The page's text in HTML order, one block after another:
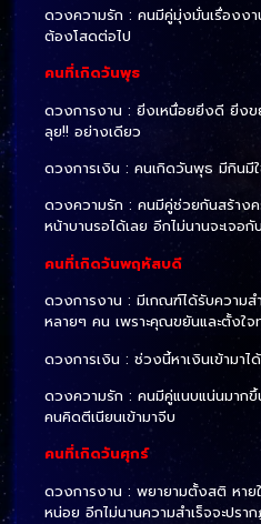
ดวงความรัก : คนมีคู่มุ่งมั่นเรื่องงา
ต้องโสดต่อไป
คนที่เกิดวันพุธ
ดวงการงาน : ยิ่งเหนื่อยยิ่งดี ยิ่งข
ลุย!! อย่างเดียว
ดวงการเงิน : คนเกิดวันพุธ มีกินมี
ดวงความรัก : คนมีคู่ช่วยกันสร้าง
หน้าบานรอได้เลย อีกไม่นานจะเจอกั
คนที่เกิดวันพฤหัสบดี
ดวงการงาน : มีเกณฑ์ได้รับความส
หลายๆ คน เพราะคุณขยันและตั้งใจ
ดวงการเงิน : ช่วงนี้หาเงินเข้ามาไ
ดวงความรัก : คนมีคู่แนบแน่นมากขึ้
คนคิดตีเนียนเข้ามาจีบ
คนที่เกิดวันศุกร์
ดวงการงาน : พยายามตั้งสติ หาย
หน่อย อีกไม่นานความสำเร็จจะปรา